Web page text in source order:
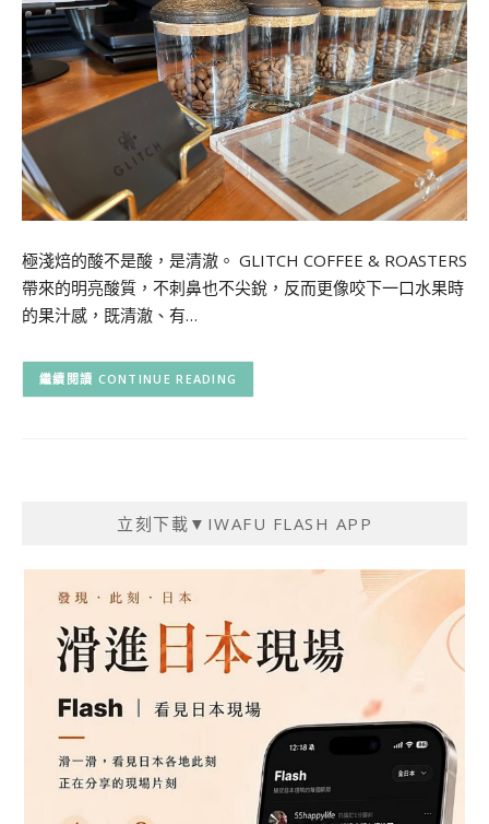
極淺焙的酸不是酸，是清澈。 GLITCH COFFEE & ROASTERS
帶來的明亮酸質，不刺鼻也不尖銳，反而更像咬下一口水果時
的果汁感，既清澈、有…
CONTINUE READING
立刻下載▼IWAFU FLASH APP